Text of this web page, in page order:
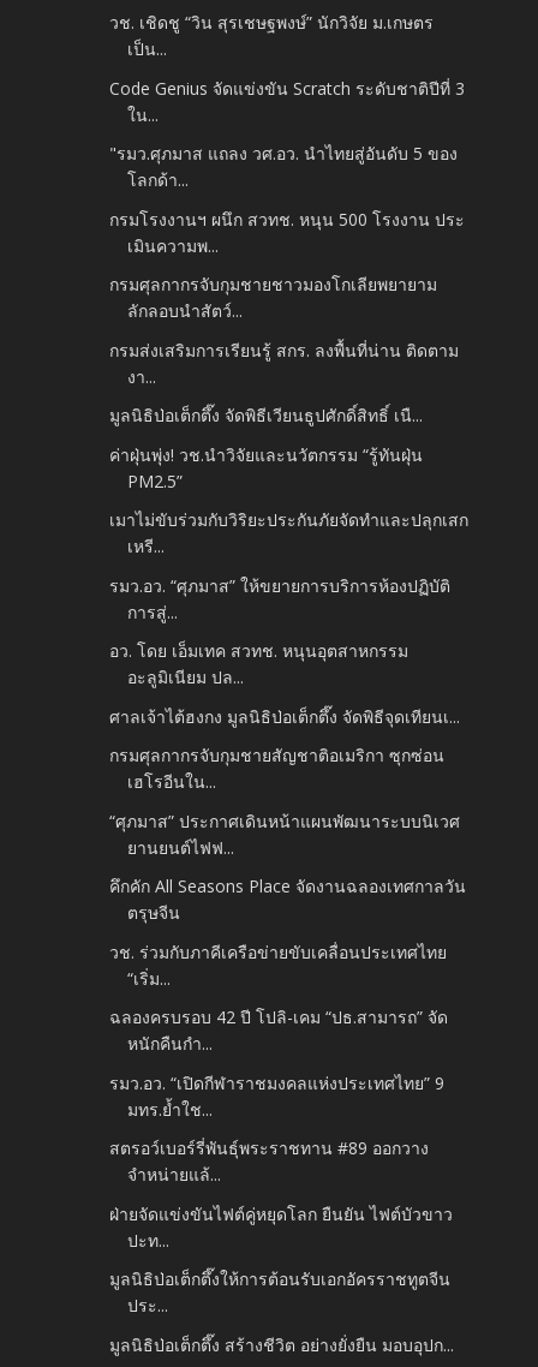
วช. เชิดชู “วิน สุรเชษฐพงษ์” นักวิจัย ม.เกษตร
เป็น...
Code Genius จัดแข่งขัน Scratch ระดับชาติปีที่ 3
ใน...
"รมว.ศุภมาส แถลง วศ.อว. นำไทยสู่อันดับ 5 ของ
โลกด้า...
กรมโรงงานฯ ผนึก สวทช. หนุน 500 โรงงาน ประ
เมินความพ...
กรมศุลกากรจับกุมชายชาวมองโกเลียพยายาม
ลักลอบนำสัตว์...
กรมส่งเสริมการเรียนรู้ สกร. ลงพื้นที่น่าน ติดตาม
งา...
มูลนิธิป่อเต็กตึ๊ง จัดพิธีเวียนธูปศักดิ์สิทธิ์ เนื...
ค่าฝุ่นพุ่ง! วช.นำวิจัยและนวัตกรรม “รู้ทันฝุ่น
PM2.5”
เมาไม่ขับร่วมกับวิริยะประกันภัยจัดทำและปลุกเสก
เหรี...
รมว.อว. “ศุภมาส” ให้ขยายการบริการห้องปฏิบัติ
การสู่...
อว. โดย เอ็มเทค สวทช. หนุนอุตสาหกรรม
อะลูมิเนียม ปล...
ศาลเจ้าไต้ฮงกง มูลนิธิป่อเต็กตึ๊ง จัดพิธีจุดเทียนเ...
กรมศุลกากรจับกุมชายสัญชาติอเมริกา ซุกซ่อน
เฮโรอีนใน...
“ศุภมาส” ประกาศเดินหน้าแผนพัฒนาระบบนิเวศ
ยานยนต์ไฟฟ...
คึกคัก All Seasons Place จัดงานฉลองเทศกาลวัน
ตรุษจีน
วช. ร่วมกับภาคีเครือข่ายขับเคลื่อนประเทศไทย
“เริ่ม...
ฉลองครบรอบ 42 ปี โปลิ-เคม “ปธ.สามารถ” จัด
หนักคืนกำ...
รมว.อว. “เปิดกีฬาราชมงคลแห่งประเทศไทย” 9
มทร.ย้ำใช...
สตรอว์เบอร์รี่พันธุ์พระราชทาน #89 ออกวาง
จำหน่ายแล้...
ฝ่ายจัดแข่งขันไฟต์คู่หยุดโลก ยืนยัน ไฟต์บัวขาว
ปะท...
มูลนิธิป่อเต็กตึ๊งให้การต้อนรับเอกอัครราชทูตจีน
ประ...
มูลนิธิป่อเต็กตึ๊ง สร้างชีวิต อย่างยั่งยืน มอบอุปก...